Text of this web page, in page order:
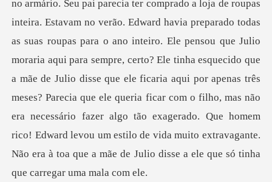
no armário. Seu pai parecia ter comprado a loja de roupas
inteira. Estavam no verão. Edward havia preparado todas
as suas roupas para o ano inteiro. Ele pensou que Julio
moraria aqui para sempre, certo? Ele tinha esquecido que
a mãe de Julio disse que ele ficaria aqui